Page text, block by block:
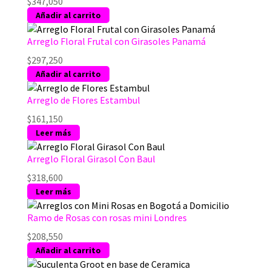
Añadir al carrito
Arreglo Floral Frutal con Girasoles Panamá
$297,250
Añadir al carrito
Arreglo de Flores Estambul
$161,150
Leer más
Arreglo Floral Girasol Con Baul
$318,600
Leer más
Ramo de Rosas con rosas mini Londres
$208,550
Añadir al carrito